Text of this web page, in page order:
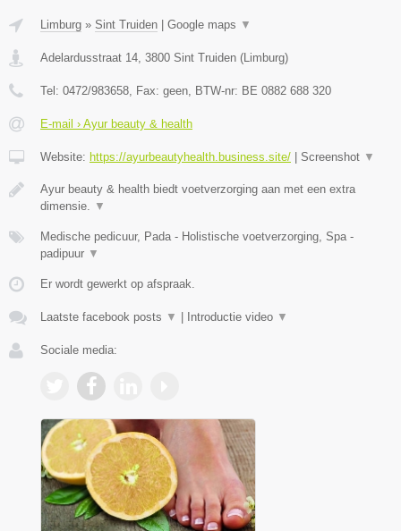
Limburg » Sint Truiden Google maps ▼
Adelardusstraat 14 3800 Sint Truiden ( Limburg)
Tel: 0472/983658 , Fax: geen , BTW-nr: BE 0882 688 320
E-mail › Ayur beauty & health
Website: https://ayurbeautyhealth.business.site/ Screenshot ▼
Ayur beauty & health biedt voetverzorging aan met een extra
dimensie.
▼
Medische pedicuur, Pada - Holistische voetverzorging, Spa -
padipuur ▼
Er wordt gewerkt op afspraak.
Laatste facebook posts ▼ Introductie video ▼
Sociale media: